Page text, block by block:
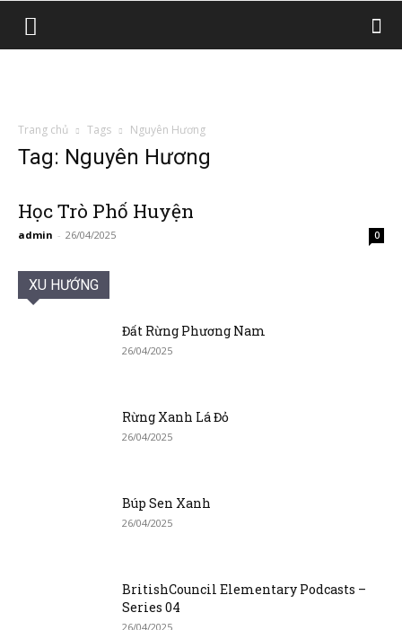
Trang chủ Tags Nguyên Hương
Tag: Nguyên Hương
Học Trò Phố Huyện
admin - 26/04/2025 0
XU HƯỚNG
Đất Rừng Phương Nam
26/04/2025
Rừng Xanh Lá Đỏ
26/04/2025
Búp Sen Xanh
26/04/2025
BritishCouncil Elementary Podcasts –
Series 04
26/04/2025